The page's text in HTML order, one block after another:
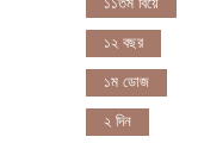
১১তম বিয়ে
১২ বছর
১ম ডোজ
২ দিন